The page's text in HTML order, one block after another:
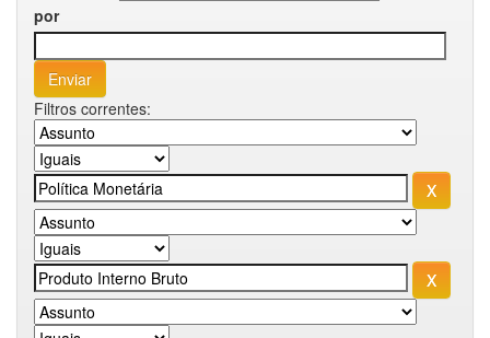
por
Filtros correntes: